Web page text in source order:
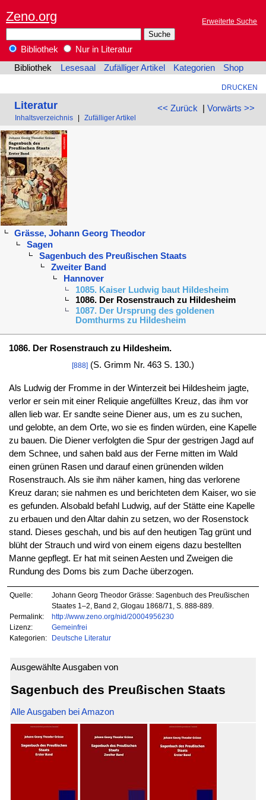
Zeno.org Erweiterte Suche
Bibliothek
Nur in Literatur
Bibliothek
Lesesaal Zufälliger Artikel Kategorien Shop
DRUCKEN
<< Zurück | Vorwärts >>
Literatur
Inhaltsverzeichnis Zufälliger Artikel
Grässe, Johann Georg Theodor
Sagen
Sagenbuch des Preußischen Staats
Zweiter Band
Hannover
1085. Kaiser Ludwig baut Hildesheim
1086. Der Rosenstrauch zu Hildesheim
1087. Der Ursprung des goldenen
Domthurms zu Hildesheim
1086. Der Rosenstrauch zu Hildesheim.
[888] (S. Grimm Nr. 463 S. 130.)
Als Ludwig der Fromme in der Winterzeit bei Hildesheim jagte,
verlor er sein mit einer Reliquie angefülltes Kreuz, das ihm vor
allen lieb war. Er sandte seine Diener aus, um es zu suchen,
und gelobte, an dem Orte, wo sie es finden würden, eine Kapelle
zu bauen. Die Diener verfolgten die Spur der gestrigen Jagd auf
dem Schnee, und sahen bald aus der Ferne mitten im Wald
einen grünen Rasen und darauf einen grünenden wilden
Rosenstrauch. Als sie ihm näher kamen, hing das verlorene
Kreuz daran; sie nahmen es und berichteten dem Kaiser, wo sie
es gefunden. Alsobald befahl Ludwig, auf der Stätte eine Kapelle
zu erbauen und den Altar dahin zu setzen, wo der Rosenstock
stand. Dieses geschah, und bis auf den heutigen Tag grünt und
blüht der Strauch und wird von einem eigens dazu bestellten
Manne gepflegt. Er hat mit seinen Aesten und Zweigen die
Rundung des Doms bis zum Dache überzogen.
Quelle:
Johann Georg Theodor Grässe: Sagenbuch des Preußischen
Staates 1–2, Band 2, Glogau 1868/71, S. 888-889.
Permalink:
http://www.zeno.org/nid/20004956230
Lizenz:
Gemeinfrei
Kategorien:
Deutsche Literatur
Ausgewählte Ausgaben von
Sagenbuch des Preußischen Staats
Alle Ausgaben bei Amazon